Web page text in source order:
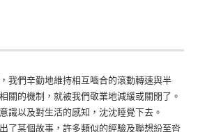
我們辛勤地維持相互嚙合的滾動轉速與半
關的機制，就被我們敬業地減緩或關閉了。
識以及對生活的感知，沈沈睡覺下去。
了某個故事，許多類似的經驗及聯想紛至沓